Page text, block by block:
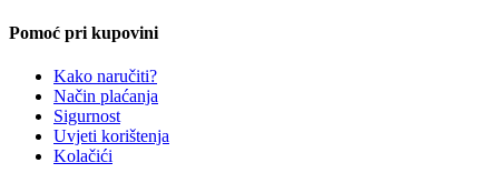
Pomoć pri kupovini
Kako naručiti?
Način plaćanja
Sigurnost
Uvjeti korištenja
Kolačići